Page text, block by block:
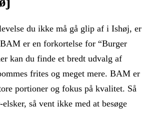
du ikke må gå glip af i Ishøj, er
er en forkortelse for “Burger
kan du finde et bredt udvalg af
frites og meget mere. BAM er
portioner og fokus på kvalitet. Så
så vent ikke med at besøge